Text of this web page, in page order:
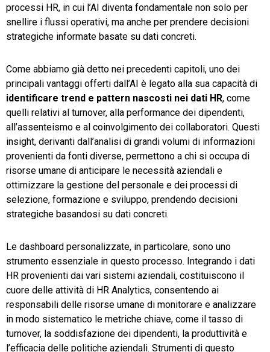
processi HR, in cui l’AI diventa fondamentale non solo per
snellire i flussi operativi, ma anche per prendere decisioni
strategiche informate basate su dati concreti.
Come abbiamo già detto nei precedenti capitoli, uno dei
principali vantaggi offerti dall’AI è legato alla sua capacità di
identificare trend e pattern nascosti nei dati HR, come
quelli relativi al turnover, alla performance dei dipendenti,
all’assenteismo e al coinvolgimento dei collaboratori. Questi
insight, derivanti dall’analisi di grandi volumi di informazioni
provenienti da fonti diverse, permettono a chi si occupa di
risorse umane di anticipare le necessità aziendali e
ottimizzare la gestione del personale e dei processi di
selezione, formazione e sviluppo, prendendo decisioni
strategiche basandosi su dati concreti.
Le dashboard personalizzate, in particolare, sono uno
strumento essenziale in questo processo. Integrando i dati
HR provenienti dai vari sistemi aziendali, costituiscono il
cuore delle attività di HR Analytics, consentendo ai
responsabili delle risorse umane di monitorare e analizzare
in modo sistematico le metriche chiave, come il tasso di
turnover, la soddisfazione dei dipendenti, la produttività e
l’efficacia delle politiche aziendali. Strumenti di questo